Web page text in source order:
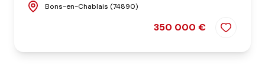
Bons-en-Chablais (74890)
350 000 €